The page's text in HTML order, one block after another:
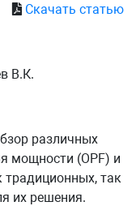
Скачать статью
В.К.
различных
мощности (OPF) и
традиционных, так
их решения.